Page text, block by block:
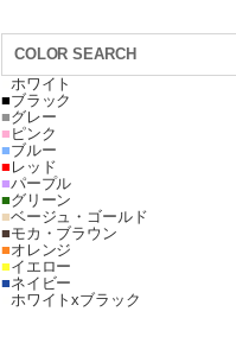
COLOR SEARCH
ホワイト
■ブラック
■グレー
■ ピンク
■ブルー
■ レッド
■パープル
■グリーン
■ベージュ・ゴールド
■モカ・ブラウン
■オレンジ
■イエロー
■ネイビー
ホワイトxブラック